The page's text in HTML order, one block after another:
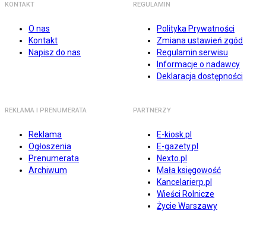
KONTAKT
O nas
Kontakt
Napisz do nas
REGULAMIN
Polityka Prywatności
Zmiana ustawień zgód
Regulamin serwisu
Informacje o nadawcy
Deklaracja dostępności
REKLAMA I PRENUMERATA
Reklama
Ogłoszenia
Prenumerata
Archiwum
PARTNERZY
E-kiosk.pl
E-gazety.pl
Nexto.pl
Mała księgowość
Kancelarierp.pl
Wieści Rolnicze
Życie Warszawy